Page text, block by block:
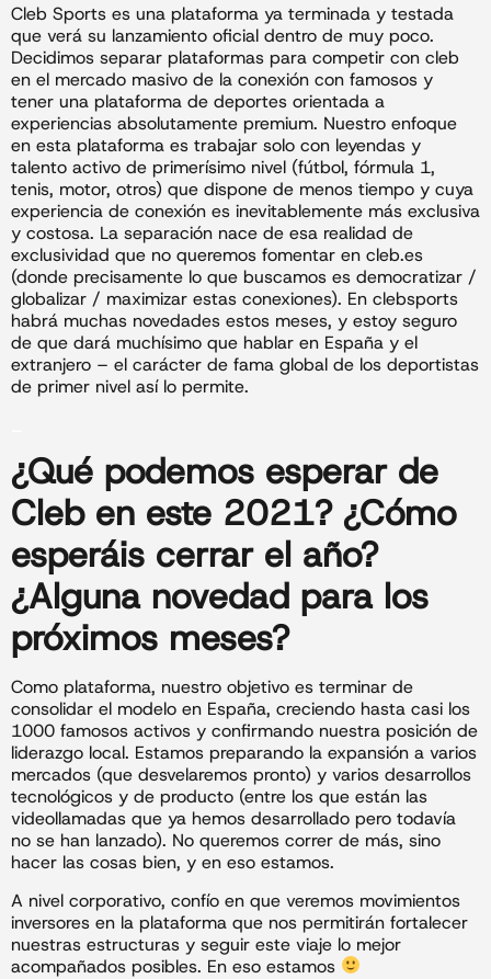
Cleb Sports es una plataforma ya terminada y testada
que verá su lanzamiento oficial dentro de muy poco.
Decidimos separar plataformas para competir con cleb
en el mercado masivo de la conexión con famosos y
tener una plataforma de deportes orientada a
experiencias absolutamente premium. Nuestro enfoque
en esta plataforma es trabajar solo con leyendas y
talento activo de primerísimo nivel (fútbol, fórmula 1,
tenis, motor, otros) que dispone de menos tiempo y cuya
experiencia de conexión es inevitablemente más exclusiva
y costosa. La separación nace de esa realidad de
exclusividad que no queremos fomentar en cleb.es
(donde precisamente lo que buscamos es democratizar /
globalizar / maximizar estas conexiones). En clebsports
habrá muchas novedades estos meses, y estoy seguro
de que dará muchísimo que hablar en España y el
extranjero – el carácter de fama global de los deportistas
de primer nivel así lo permite.
¿Qué podemos esperar de
Cleb en este 2021? ¿Cómo
esperáis cerrar el año?
¿Alguna novedad para los
próximos meses?
Como plataforma, nuestro objetivo es terminar de
consolidar el modelo en España, creciendo hasta casi los
1000 famosos activos y confirmando nuestra posición de
liderazgo local. Estamos preparando la expansión a varios
mercados (que desvelaremos pronto) y varios desarrollos
tecnológicos y de producto (entre los que están las
videollamadas que ya hemos desarrollado pero todavía
no se han lanzado). No queremos correr de más, sino
hacer las cosas bien, y en eso estamos.
A nivel corporativo, confío en que veremos movimientos
inversores en la plataforma que nos permitirán fortalecer
nuestras estructuras y seguir este viaje lo mejor
acompañados posibles. En eso estamos